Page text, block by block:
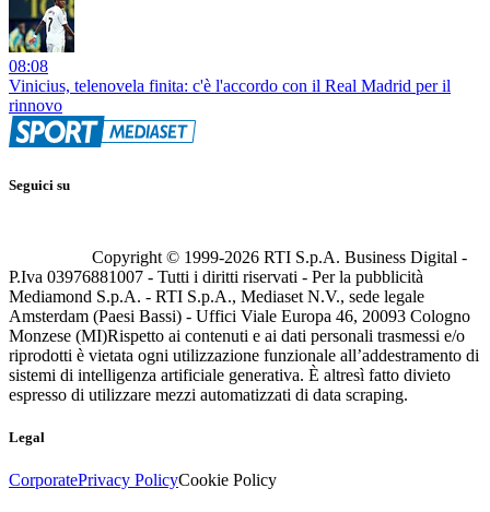
08:08
Vinicius, telenovela finita: c'è l'accordo con il Real Madrid per il
rinnovo
Seguici su
Copyright © 1999-2026 RTI S.p.A. Business Digital -
P.Iva 03976881007 - Tutti i diritti riservati - Per la pubblicità
Mediamond S.p.A. - RTI S.p.A., Mediaset N.V., sede legale
Amsterdam (Paesi Bassi) - Uffici Viale Europa 46, 20093 Cologno
Monzese (MI)Rispetto ai contenuti e ai dati personali trasmessi e/o
riprodotti è vietata ogni utilizzazione funzionale all’addestramento di
sistemi di intelligenza artificiale generativa. È altresì fatto divieto
espresso di utilizzare mezzi automatizzati di data scraping.
Legal
CorporatePrivacy PolicyCookie Policy